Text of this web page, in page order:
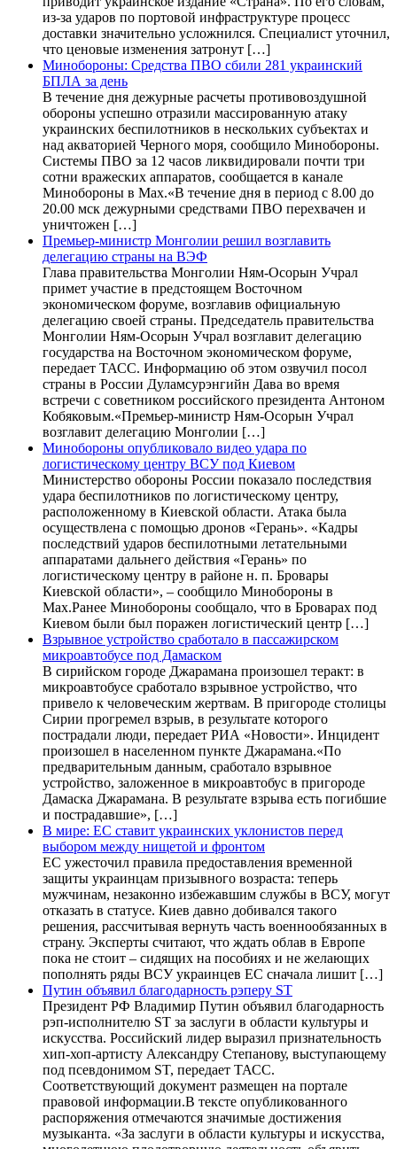
из-за ударов по портовой инфраструктуре процесс
доставки значительно усложнился. Специалист уточнил,
что ценовые изменения затронут […]
Минобороны: Средства ПВО сбили 281 украинский
БПЛА за день
В течение дня дежурные расчеты противовоздушной
обороны успешно отразили массированную атаку
украинских беспилотников в нескольких субъектах и
над акваторией Черного моря, сообщило Минобороны.
Системы ПВО за 12 часов ликвидировали почти три
сотни вражеских аппаратов, сообщается в канале
Минобороны в Max.«В течение дня в период с 8.00 до
20.00 мск дежурными средствами ПВО перехвачен и
уничтожен […]
Премьер-министр Монголии решил возглавить
делегацию страны на ВЭФ
Глава правительства Монголии Ням-Осорын Учрал
примет участие в предстоящем Восточном
экономическом форуме, возглавив официальную
делегацию своей страны. Председатель правительства
Монголии Ням-Осорын Учрал возглавит делегацию
государства на Восточном экономическом форуме,
передает ТАСС. Информацию об этом озвучил посол
страны в России Дуламсурэнгийн Дава во время
встречи с советником российского президента Антоном
Кобяковым.«Премьер-министр Ням-Осорын Учрал
возглавит делегацию Монголии […]
Минобороны опубликовало видео удара по
логистическому центру ВСУ под Киевом
Министерство обороны России показало последствия
удара беспилотников по логистическому центру,
расположенному в Киевской области. Атака была
осуществлена с помощью дронов «Герань». «Кадры
последствий ударов беспилотными летательными
аппаратами дальнего действия «Герань» по
логистическому центру в районе н. п. Бровары
Киевской области», – сообщило Минобороны в
Max.Ранее Минобороны сообщало, что в Броварах под
Киевом были был поражен логистический центр […]
Взрывное устройство сработало в пассажирском
микроавтобусе под Дамаском
В сирийском городе Джарамана произошел теракт: в
микроавтобусе сработало взрывное устройство, что
привело к человеческим жертвам. В пригороде столицы
Сирии прогремел взрыв, в результате которого
пострадали люди, передает РИА «Новости». Инцидент
произошел в населенном пункте Джарамана.«По
предварительным данным, сработало взрывное
устройство, заложенное в микроавтобус в пригороде
Дамаска Джарамана. В результате взрыва есть погибшие
и пострадавшие», […]
В мире: ЕС ставит украинских уклонистов перед
выбором между нищетой и фронтом
ЕС ужесточил правила предоставления временной
защиты украинцам призывного возраста: теперь
мужчинам, незаконно избежавшим службы в ВСУ, могут
отказать в статусе. Киев давно добивался такого
решения, рассчитывая вернуть часть военнообязанных в
страну. Эксперты считают, что ждать облав в Европе
пока не стоит – сидящих на пособиях и не желающих
пополнять ряды ВСУ украинцев ЕС сначала лишит […]
Путин объявил благодарность рэперу ST
Президент РФ Владимир Путин объявил благодарность
рэп-исполнителю ST за заслуги в области культуры и
искусства. Российский лидер выразил признательность
хип-хоп-артисту Александру Степанову, выступающему
под псевдонимом ST, передает ТАСС.
Соответствующий документ размещен на портале
правовой информации.В тексте опубликованного
распоряжения отмечаются значимые достижения
музыканта. «За заслуги в области культуры и искусства,